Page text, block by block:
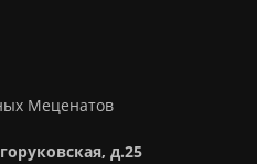
Меценатов
д.25